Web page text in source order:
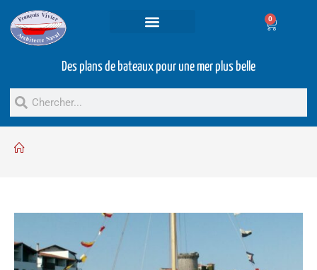
0
Des plans de bateaux pour une mer plus belle